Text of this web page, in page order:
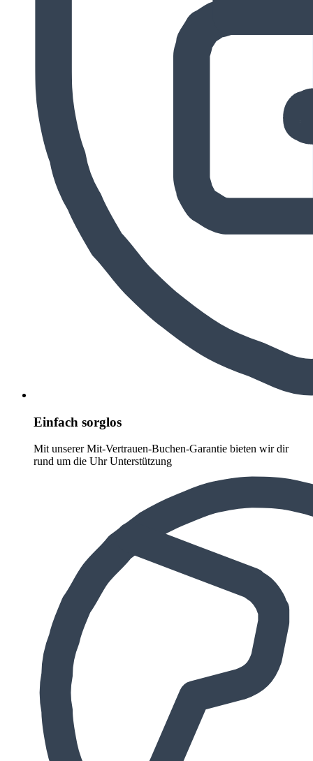
Einfach sorglos
Mit unserer Mit-Vertrauen-Buchen-Garantie bieten wir dir
rund um die Uhr Unterstützung